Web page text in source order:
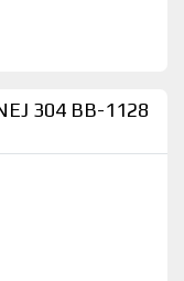
304 BB-1128